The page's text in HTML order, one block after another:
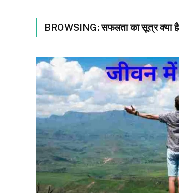
BROWSING:सफलता का सूत्र क्या है